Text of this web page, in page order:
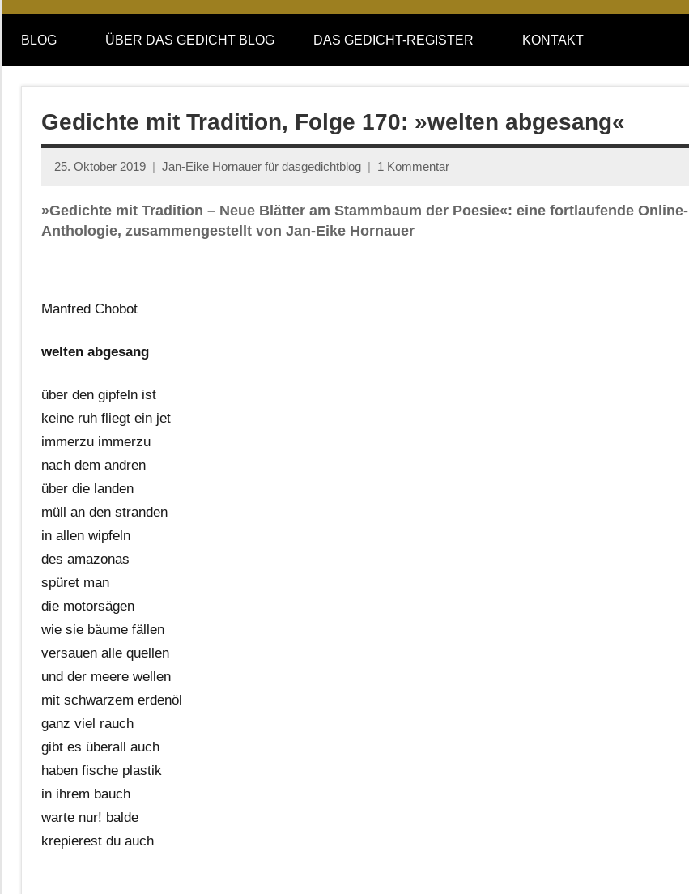
DAS
GEDICHT
blog
DAS
GEDICHT.
Zeitschrift
BLOG ÜBER DAS GEDICHT BLOG DAS GEDICHT-REGISTER KONTAKT
Gedichte mit Tradition, Folge 170: »welten abgesang«
25. Oktober 2019 Jan-Eike Hornauer für dasgedichtblog 1 Kommentar
»Gedichte mit Tradition – Neue Blätter am Stammbaum der Poesie«: eine fortlaufende Online-
Anthologie, zusammengestellt von Jan-Eike Hornauer
Manfred Chobot
welten abgesang
über den gipfeln ist
keine ruh fliegt ein jet
immerzu immerzu
nach dem andren
über die landen
müll an den stranden
in allen wipfeln
des amazonas
spüret man
die motorsägen
wie sie bäume fällen
versauen alle quellen
und der meere wellen
mit schwarzem erdenöl
ganz viel rauch
gibt es überall auch
haben fische plastik
in ihrem bauch
warte nur! balde
krepierest du auch